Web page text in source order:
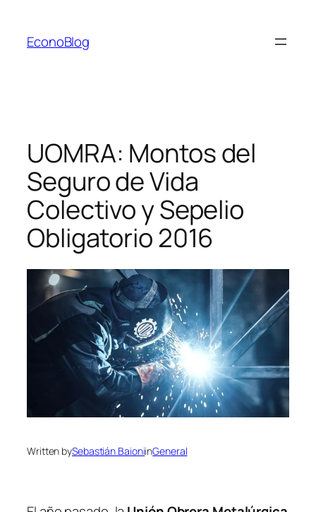
contenido
EconoBlog
UOMRA: Montos del
Seguro de Vida
Colectivo y Sepelio
Obligatorio 2016
Written bySebastián BaioniinGeneral